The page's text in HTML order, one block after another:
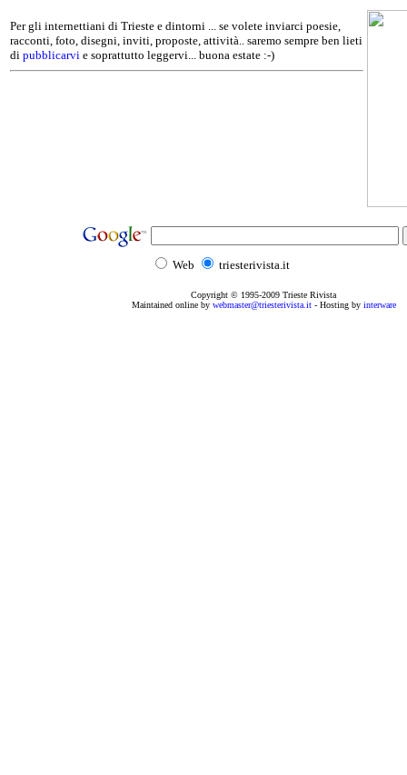
Per gli internettiani di Trieste e dintorni ... se volete inviarci poesie,
racconti, foto, disegni, inviti, proposte, attività.. saremo sempre ben lieti
di pubblicarvi e soprattutto leggervi... buona estate :-)
Web triesterivista.it
Copyright © 1995-2009 Trieste Rivista
Maintained online by webmaster@triesterivista.it- Hosting by interware